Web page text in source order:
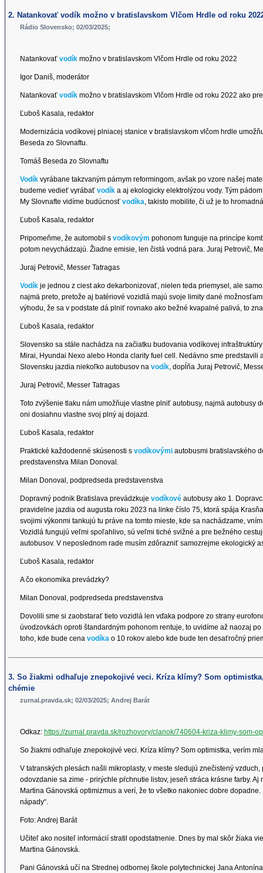
2. Natankovať vodík možno v bratislavskom Vlčom Hrdle od roku
Rádio Slovensko; 02/03/2025;
Natankovať vodík možno v bratislavskom Vlčom Hrdle od roku 2022
Igor Daniš, moderátor
Natankovať vodík možno v bratislavskom Vlčom Hrdle od roku 2022 ako
Ľuboš Kasala, redaktor
Modernizácia vodíkovej plniacej stanice v bratislavskom vlčom hrdle
Beseda zo Slovnaftu.
Tomáš Beseda zo Slovnaftu
Vodík vyrábane takzvaným párnym reformingom, avšak po vzore našej
budeme vedieť vyrábať vodík a aj ekologicky elektrolýzou vody. Tým
My Slovnafte vidíme budúcnosť vodíka, takisto mobilite, či už je to
Ľuboš Kasala, redaktor
Pripomeňme, že automobil s vodíkovým pohonom funguje na princípe
potom nevychádzajú. Žiadne emisie, len čistá vodná para. Juraj Petrovič,
Juraj Petrovič, Messer Tatragas
Vodík je jednou z ciest ako dekarbonizovať, nielen teda priemysel, ale
najmä preto, pretože aj batériové vozidlá majú svoje limity dané
výhodu, že sa v podstate dá plniť rovnako ako bežné kvapalné palivá, to
Ľuboš Kasala, redaktor
Slovensko sa stále nachádza na začiatku budovania vodíkovej
Mirai, Hyundai Nexo alebo Honda clarity fuel cell. Nedávno sme
Slovensku jazdia niekoľko autobusov na vodík, dopĺňa Juraj Petrovič,
Juraj Petrovič, Messer Tatragas
Toto zvýšenie tlaku nám umožňuje vlastne plniť autobusy, najmä autobusy
oni dosiahnu vlastne svoj plný aj dojazd.
Ľuboš Kasala, redaktor
Praktické každodenné skúsenosti s vodíkovými autobusmi bratislavského
predstavenstva Milan Donoval.
Milan Donoval, podpredseda predstavenstva
Dopravný podnik Bratislava prevádzkuje vodíkové autobusy ako 1.
pravidelne jazdia od augusta roku 2023 na linke číslo 75, ktorá spája
svojimi výkonmi tankujú tu práve na tomto mieste, kde sa nachádzame,
Vozidlá fungujú veľmi spoľahlivo, sú veľmi tiché svižné a pre bežného
autobusov. V neposlednom rade musím zdôrazniť samozrejme ekologický
Ľuboš Kasala, redaktor
A čo ekonomika prevádzky?
Milan Donoval, podpredseda predstavenstva
Dovolili sme si zaobstarať tieto vozidlá len vďaka podpore zo strany
úvodzovkách oproti štandardným pohonom rentuje, to uvidíme až naozaj
toho, kde bude cena vodíka o 10 rokov alebo kde bude ten desaťročný
3. So žiakmi odhaľuje znepokojivé veci. Kríza klímy? Som
chémie
zurnal.pravda.sk; 02/03/2025; Andrej Barát
Odkaz: https://zurnal.pravda.sk/rozhovory/clanok/740604-kriza-klimy-som-
So žiakmi odhaľuje znepokojivé veci. Kríza klímy? Som optimistka, verím
V tatranských plesách našli mikroplasty, v meste sledujú znečistený
odovzdanie sa zime - prirýchle pŕchnutie listov, jeseň stráca krásne farby.
Martina Gánovská optimizmus a verí, že to všetko nakoniec dobre
nápady“.
Foto: Andrej Barát
Učiteľ ako nositeľ informácií stratil opodstatnenie. Dnes by mal skôr žiaka
Martina Gánovská.
Pani Gánovská učí na Strednej odbornej škole polytechnickej Jana